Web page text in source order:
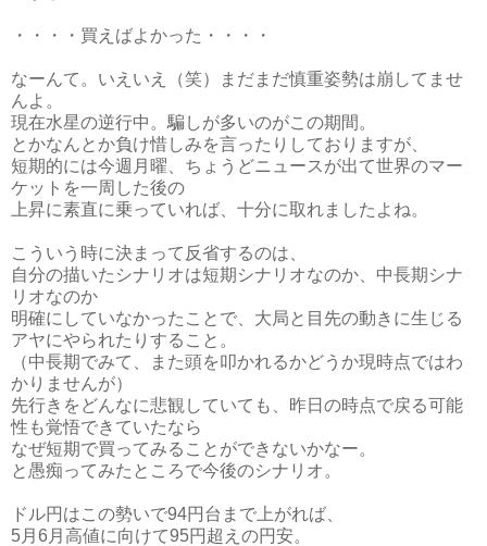
・・・・買えばよかった・・・・
なーんて。いえいえ（笑）まだまだ慎重姿勢は崩してませ
んよ。
現在水星の逆行中。騙しが多いのがこの期間。
とかなんとか負け惜しみを言ったりしておりますが、
短期的には今週月曜、ちょうどニュースが出て世界のマー
ケットを一周した後の
上昇に素直に乗っていれば、十分に取れましたよね。
こういう時に決まって反省するのは、
自分の描いたシナリオは短期シナリオなのか、中長期シナ
リオなのか
明確にしていなかったことで、大局と目先の動きに生じる
アヤにやられたりすること。
（中長期でみて、また頭を叩かれるかどうか現時点ではわ
かりませんが）
先行きをどんなに悲観していても、昨日の時点で戻る可能
性も覚悟できていたなら
なぜ短期で買ってみることができないかなー。
と愚痴ってみたところで今後のシナリオ。
ドル円はこの勢いで94円台まで上がれば、
5月6月高値に向けて95円超えの円安。